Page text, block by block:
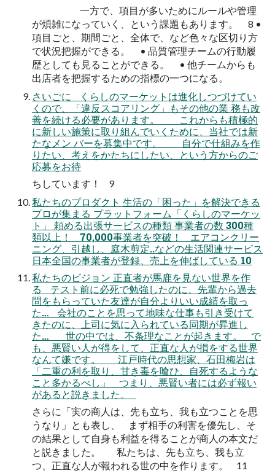
一方で、項目が多いためにルールや管理
が煩雑になっていく、という課題もあります。 8 •
項目ごと、期間ごと、全体で、など色々な区切り方
で状況把握ができる。 • 品質管理チームの行動履
歴としても見ることができる。 • 他チームからも
出店者を把握するための指標の一つになる。
さいごに くらしのマーケットは進化しつづけてい
くので、「違反スコアリング」もその他の業 務も改
善を続ける必要があります。 これからも積極的
に新しい施策に取り組んでいくために、当社では新
たなメン バーを募集中です。 自分で仕組みを作
りたい、考えをかたちにしたい、という方からのご
応募をお待
ちしています！ 9
私たちのプロダクト 生活の「困った」を解決できる
プロが集まる プラットフォーム「くらしのマーケッ
ト」 頼める出張サービスの種類 事業者の数 300種
類以上！ 70,000事業者を突破！ エアコンクリー
ニング、引越し、庭木剪定..などの生活関連サービス
日本全国の事業者が登録、売上を伸ばしている 10
私たちのビジョン 正直者が馬鹿を見ない世界を作
る テスト前に必死で勉強したのに、先輩から過去
問をもらっていた友達が自分よりいい成績を取っ
た… 会社のことを思って地味な仕事も引き受けて
きたのに、上司に気に入られている同期が昇進し
た… 世の中では、不条理なことが起きます。 で
も、悪賢い人が得をして、正直な人が損をする世界
なんて嫌です。 江戸時代の思想家、石田梅岩は
「二重の利を取り、甘き毒を喰ひ、自死するような
こと多かるべし」 つまり、悪賢い者には必ず報い
があると説きました。
さらに「実の商人は、先も立ち、我も立つことを思
うなり」とも表し、 まず相手の利害を優先し、そ
の結果として自身も利益を得ることが商人の本文だ
と説きました。 私たちは、先も立ち、我も立
つ、正直な人が報われる世の中を作ります。 11